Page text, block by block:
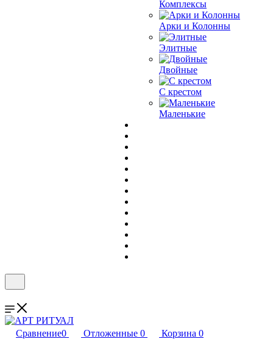
Комплексы
Арки и Колонны
Элитные
Двойные
С крестом
Маленькие
Сравнение0 Отложенные 0 Корзина 0